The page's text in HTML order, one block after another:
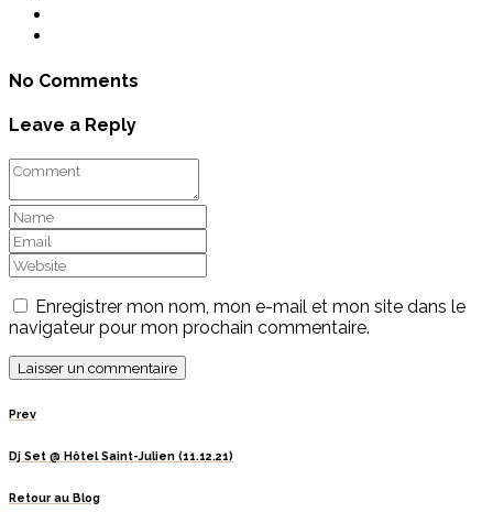
No Comments
Leave a Reply
Enregistrer mon nom, mon e-mail et mon site dans le
navigateur pour mon prochain commentaire.
Prev
Dj Set @ Hôtel Saint-Julien (11.12.21)
Retour au Blog